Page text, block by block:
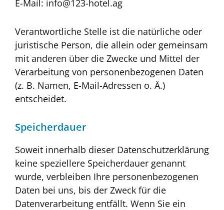
E-Mail: info@123-hotel.ag
Verantwortliche Stelle ist die natürliche oder
juristische Person, die allein oder gemeinsam
mit anderen über die Zwecke und Mittel der
Verarbeitung von personenbezogenen Daten
(z. B. Namen, E-Mail-Adressen o. Ä.)
entscheidet.
Speicherdauer
Soweit innerhalb dieser Datenschutzerklärung
keine speziellere Speicherdauer genannt
wurde, verbleiben Ihre personenbezogenen
Daten bei uns, bis der Zweck für die
Datenverarbeitung entfällt. Wenn Sie ein